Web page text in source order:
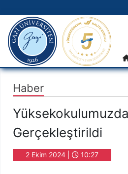
Ana Menü
gazi.edu.tr
Haber
Gerçekleştirildi
2 Ekim 2024 | 10:27